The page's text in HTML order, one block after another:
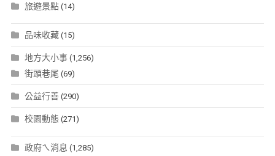
旅遊景點(14)
品味收藏(15)
地方大小事(1,256)
街頭巷尾 (69)
公益行善(290)
校園動態 (271)
政府ㄟ消息 (1,285)